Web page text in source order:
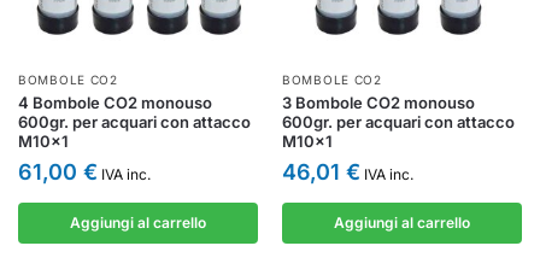
BOMBOLE CO2
4 Bombole CO2 monouso
600gr. per acquari con attacco
M10x1
61,00 € IVA inc.
Aggiungi al carrello
BOMBOLE CO2
3 Bombole CO2 monouso
600gr. per acquari con attacco
M10x1
46,01 € IVA inc.
Aggiungi al carrello